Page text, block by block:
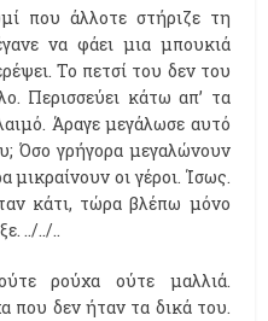
που άλλοτε στήριζε τη
να φάει μια μπουκιά
Το πετσί του δεν του
Περισσεύει κάτω απ’ τα
Άραγε μεγάλωσε αυτό
Όσο γρήγορα μεγαλώνουν
μικραίνουν οι γέροι. Ίσως.
κάτι, τώρα βλέπω μόνο
../../..
ρούχα ούτε μαλλιά.
που δεν ήταν τα δικά του.